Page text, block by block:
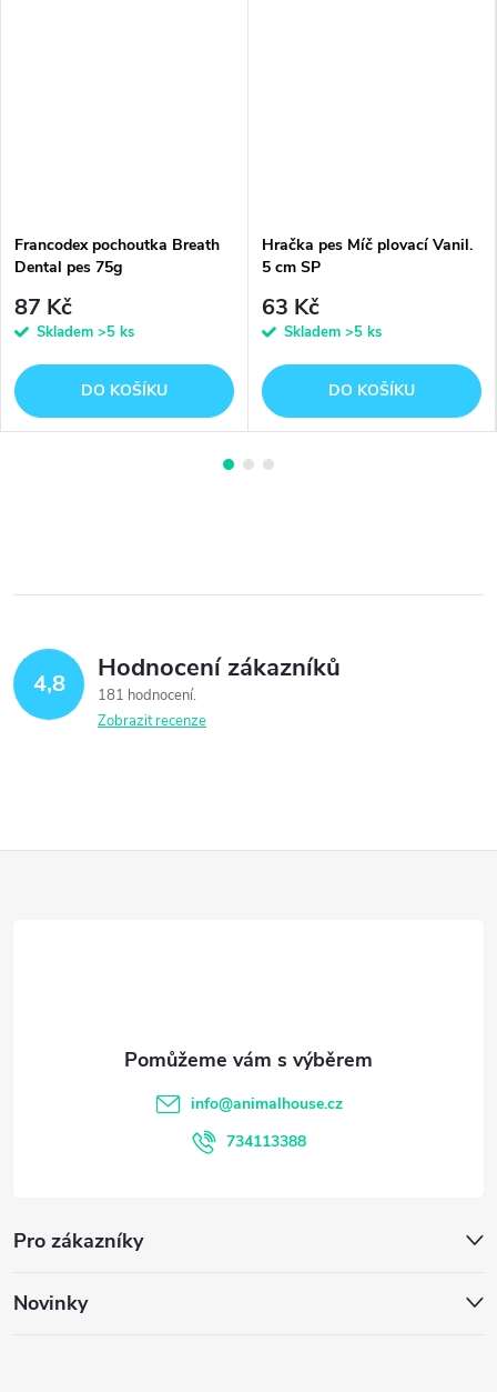
Francodex pochoutka Breath
Dental pes 75g
87 Kč
Skladem >5 ks
DO KOŠÍKU
Hračka pes Míč plovací Vanil.
5 cm SP
63 Kč
Skladem >5 ks
DO KOŠÍKU
4,8 Hodnocení zákazníků
181 hodnocení
Zobrazit recenze
Pro zákazníky
Novinky
info@animalhouse.cz
734113388